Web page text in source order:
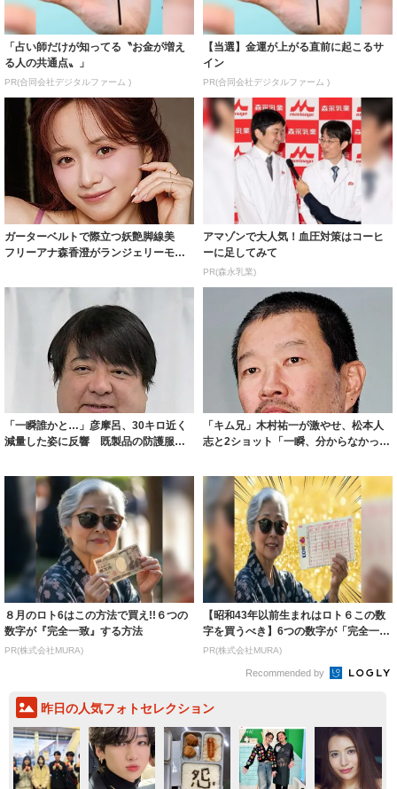
「占い師だけが知ってる〝お金が増え
る人の共通点〟」
PR(合同会社デジタルファーム )
【当選】金運が上がる直前に起こるサ
イン
PR(合同会社デジタルファーム )
ガーターベルトで際立つ妖艶脚線美
フリーアナ森香澄がランジェリーモデ
アマゾンで大人気！血圧対策はコーヒ
ーに足してみて
PR(森永乳業)
「一瞬誰かと…」彦摩呂、30キロ近く
減量した姿に反響 既製品の防護服が
「キム兄」木村祐一が激やせ、松本人
志と2ショット「一瞬、分からなかった
８月のロト6はこの方法で買え!!６つの
数字が『完全一致』する方法
PR(株式会社MURA)
【昭和43年以前生まれはロト６この数
字を買うべき】6つの数字が「完全一
致」する方...
PR(株式会社MURA)
Recommended by
昨日の人気フォトセレクション